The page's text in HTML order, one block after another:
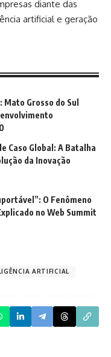
diante das
artificial e geração
Grosso do Sul
Caso Global: A Batalha
da Inovação
O Fenômeno
no Web Summit
ARTIFICIAL